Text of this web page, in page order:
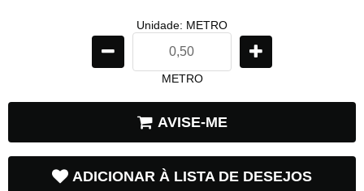
Unidade: METRO
METRO
AVISE-ME
ADICIONAR À LISTA DE DESEJOS